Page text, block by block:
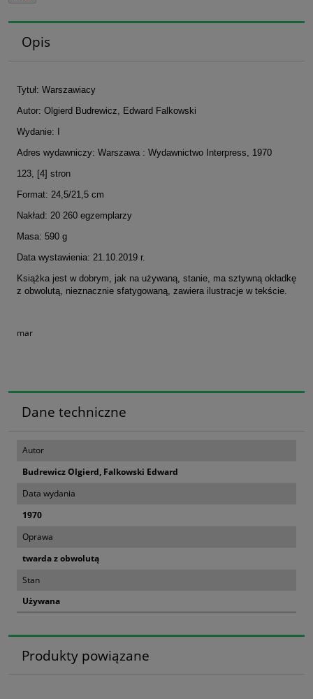
Opis
Tytuł: Warszawiacy
Autor: Olgierd Budrewicz, Edward Falkowski
Wydanie: I
Adres wydawniczy: Warszawa : Wydawnictwo Interpress, 1970
123, [4] stron
Format: 24,5/21,5 cm
Nakład: 20 260 egzemplarzy
Masa: 590 g
Data wystawienia: 21.10.2019 r.
Książka jest w dobrym, jak na używaną, stanie, ma sztywną okładkę
z obwolutą, nieznacznie sfatygowaną, zawiera ilustracje w tekście.
mar
Dane techniczne
Autor
Budrewicz Olgierd, Falkowski Edward
Data wydania
1970
Oprawa
twarda z obwolutą
Stan
Używana
Produkty powiązane